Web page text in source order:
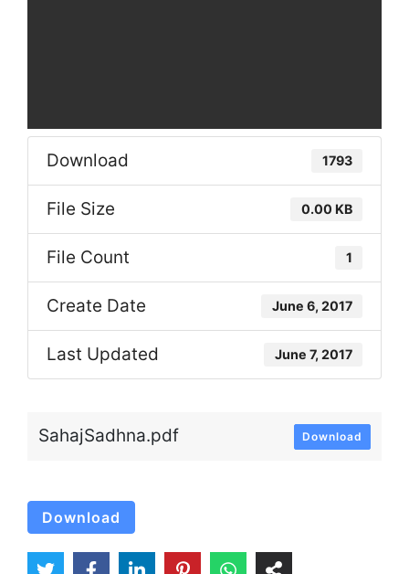
Download 1793
File Size 0.00 KB
File Count 1
Create Date June 6, 2017
Last Updated June 7, 2017
SahajSadhna.pdf Download
Download